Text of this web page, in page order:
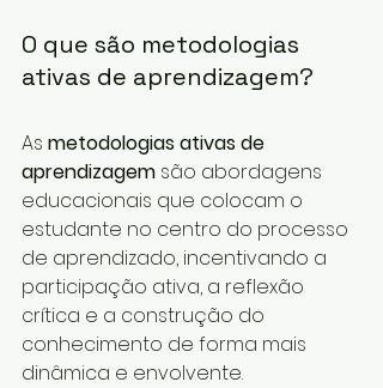
O que são metodologias
ativas de aprendizagem?
As metodologias ativas de
aprendizagem são abordagens
educacionais que colocam o
estudante no centro do processo
de aprendizado, incentivando a
participação ativa, a reflexão
crítica e a construção do
conhecimento de forma mais
dinâmica e envolvente.